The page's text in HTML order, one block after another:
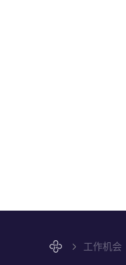
工作机会